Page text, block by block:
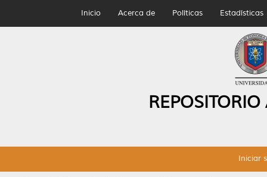
Inicio Acerca de Políticas Estadísticas
Iniciar